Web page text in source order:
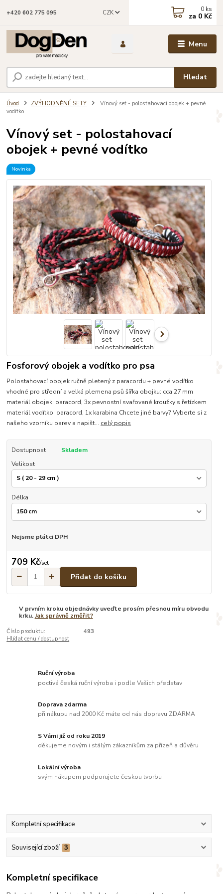
Menu
CZK
Hledat
+420 602 775 095 0 ks
za 0 Kč
Úvod ZVÝHODNĚNÉ SETY
Vínový set - polostahovací obojek + pevné
vodítko
Vínový set - polostahovací
obojek + pevné vodítko
Novinka
Fosforový obojek a vodítko pro psa
Polostahovací obojek ručně pletený z paracordu + pevné vodítko
vhodné pro střední a velká plemena psů šířka obojku: cca 27 mm
materiál obojek: paracord, 3x pevnostní svařované kroužky s řetízkem
materiál vodítko: paracord, 1x karabina Chcete jiné barvy? Vyberte si z
našeho vzorníku barev a napišt... celý popis
Dostupnost
Skladem
Velikost
Délka
Nejsme plátci DPH
709 Kč/set
Přidat do košíku
V prvním kroku objednávky uveďte prosím přesnou míru obvodu
krku.Jak správně změřit?
Číslo produktu:
493
Hlídat cenu / dostupnost
Ruční výroba
poctivá česká ruční výroba i podle Vašich představ
Doprava zdarma
při nákupu nad 2000 Kč máte od nás dopravu ZDARMA
S Vámi již od roku 2019
děkujeme novým i stálým zákazníkům za přízeň a důvěru
Lokální výroba
svým nákupem podporujete českou tvorbu
Kompletní specifikace
Související zboží 3
Kompletní specifikace